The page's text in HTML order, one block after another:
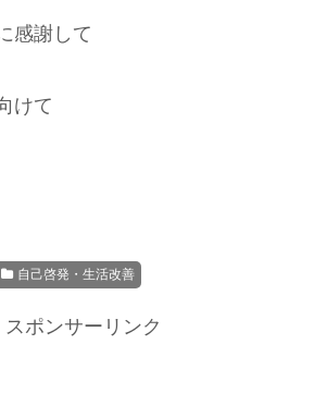
感謝して
けて
自己啓発・生活改善
スポンサーリンク